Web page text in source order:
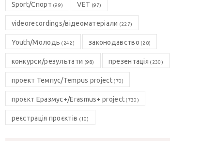
Sport/Спорт (99) VET (97)
videorecordings/відеоматеріали (227)
Youth/Молодь (242) законодавство (28)
конкурси/результати (98) презентація (230)
проект Темпус/Tempus project(70)
проєкт Еразмус+/Erasmus+ project (730)
реєстрація проєктів (10)